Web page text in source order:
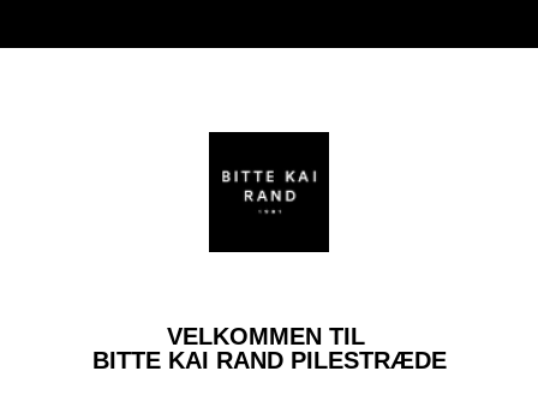
VELKOMMEN TIL
BITTE KAI RAND PILESTRÆDE